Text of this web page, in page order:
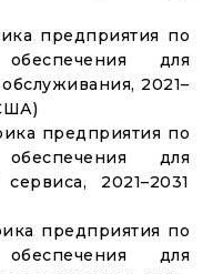
предприятия по
для
2021–
предприятия по
для
2021–2031
предприятия по
для